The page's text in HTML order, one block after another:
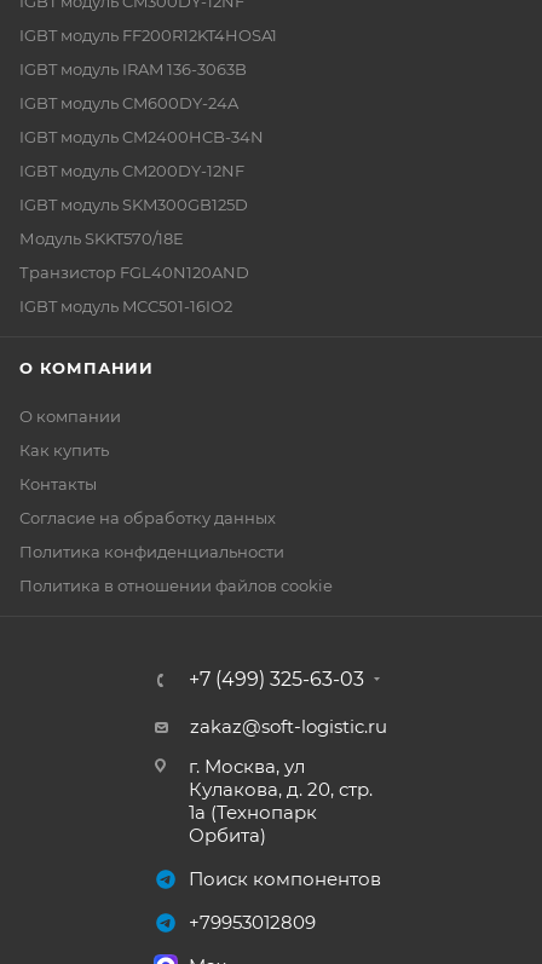
IGBT модуль FF200R12KT4HOSA1
IGBT модуль IRAM 136-3063B
IGBT модуль CM600DY-24A
IGBT модуль CM2400HCB-34N
IGBT модуль CM200DY-12NF
IGBT модуль SKM300GB125D
Модуль SKKT570/18E
Транзистор FGL40N120AND
IGBT модуль MCC501-16IO2
О КОМПАНИИ
О компании
Как купить
Контакты
Согласие на обработку данных
Политика конфиденциальности
Политика в отношении файлов cookie
+7 (499) 325-63-03
zakaz@soft-logistic.ru
г. Москва, ул
Кулакова, д. 20, стр.
1а (Технопарк
Орбита)
Поиск компонентов
+79953012809